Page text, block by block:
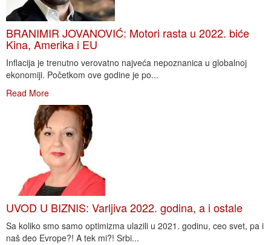
BRANIMIR JOVANOVIĆ: Motori rasta u 2022. biće
Kina, Amerika i EU
Inflacija je trenutno verovatno najveća nepoznanica u globalnoj
ekonomiji. Početkom ove godine je po...
Read More
UVOD U BIZNIS: Varljiva 2022. godina, a i ostale
Sa koliko smo samo optimizma ulazili u 2021. godinu, ceo svet, pa i
naš deo Evrope?! A tek mi?! Srbi...